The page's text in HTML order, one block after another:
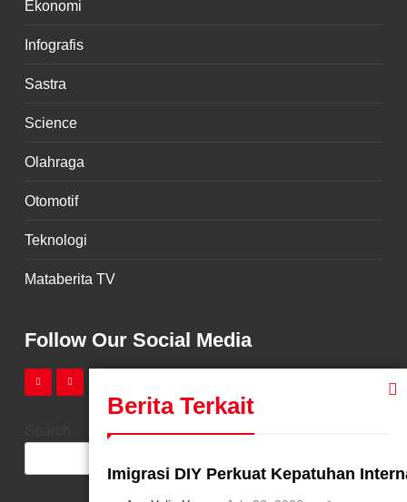
Berita Terkait
Imigrasi DIY Perkuat Kepatuhan
Ekonomi
Infografis
Sastra
Science
Olahraga
Otomotif
Teknologi
Mataberita TV
Follow Our Social Media